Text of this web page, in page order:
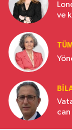
ve